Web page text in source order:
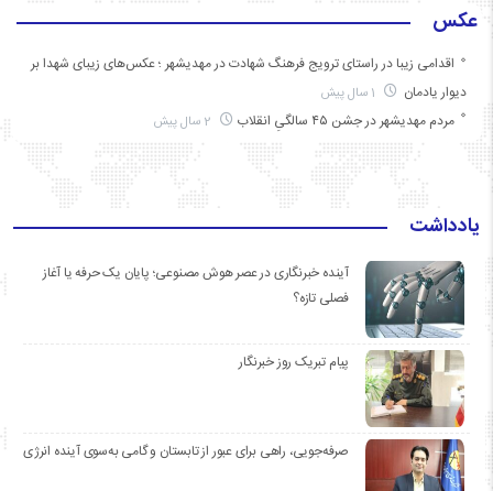
عکس
اقدامی زیبا در راستای ترویج فرهنگ شهادت در مهدیشهر ؛ عکس‌های زیبای شهدا بر
دیوار یادمان
مردم مهدیشهر در جشن ۴۵ سالگیِ انقلاب
یادداشت
آینده خبرنگاری در عصر هوش مصنوعی؛ پایان یک حرفه یا آغاز
فصلی تازه؟
پیام تبریک روز خبرنگار
صرفه‌جویی، راهی برای عبور از تابستان و گامی به‌سوی آینده انرژی